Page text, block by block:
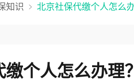
知识 北京社保代缴个人怎么办
个人怎么办理？